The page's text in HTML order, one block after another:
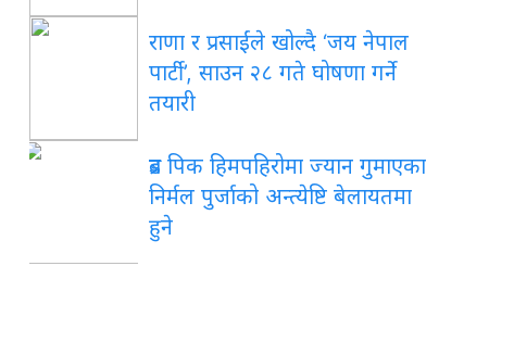
राणा र प्रसाईंले खोल्दै ‘जय नेपाल
पार्टी’, साउन २८ गते घोषणा गर्ने
तयारी
ब्रड पिक हिमपहिरोमा ज्यान गुमाएका
निर्मल पुर्जाको अन्त्येष्टि बेलायतमा
हुने